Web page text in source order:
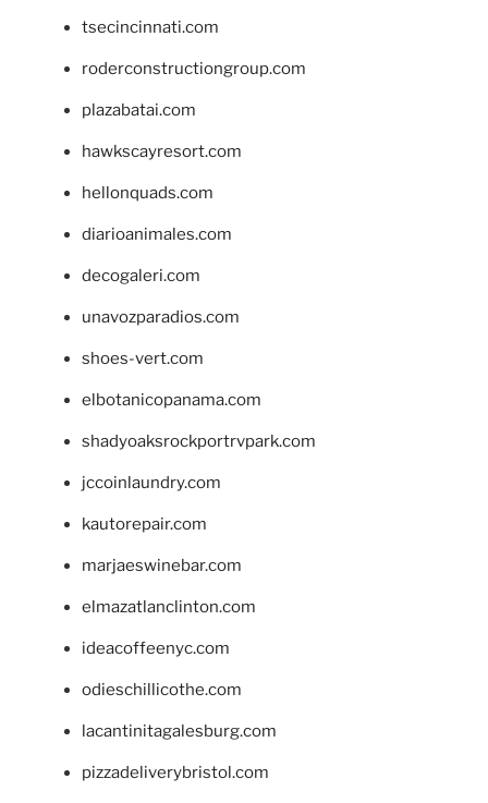
tsecincinnati.com
roderconstructiongroup.com
plazabatai.com
hawkscayresort.com
hellonquads.com
diarioanimales.com
decogaleri.com
unavozparadios.com
shoes-vert.com
elbotanicopanama.com
shadyoaksrockportrvpark.com
jccoinlaundry.com
kautorepair.com
marjaeswinebar.com
elmazatlanclinton.com
ideacoffeenyc.com
odieschillicothe.com
lacantinitagalesburg.com
pizzadeliverybristol.com